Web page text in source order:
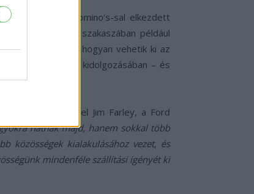
Lyfttel és a Domino’s-sal elkezdett
kutatás első szakaszában például
vonatkoztak, hogyan vehetik ki az
kísérleti elemek kidolgozásában – és
– mondta el Jim Farley, a Ford
hatnak majd, hanem sokkal több
közösségek kialakulásához vezet, és
mindenféle szállítási igényét ki